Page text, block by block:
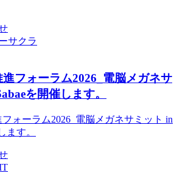
サクラ
フォーラム2026_電脳メガネサ
を開催します。
ォーラム2026_電脳メガネサミット in
ます。